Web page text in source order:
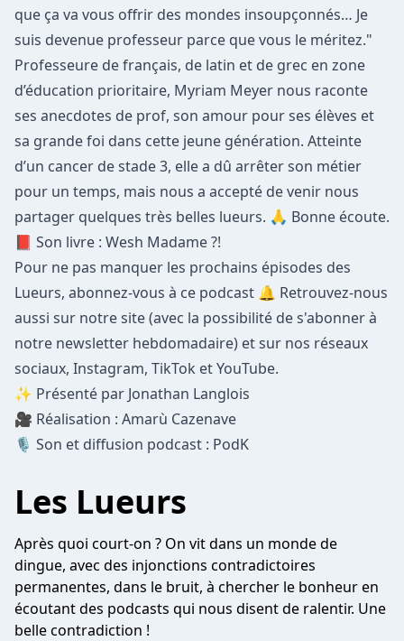
que ça va vous offrir des mondes insoupçonnés… Je
suis devenue professeur parce que vous le méritez."
Professeure de français, de latin et de grec en zone
d’éducation prioritaire, Myriam Meyer nous raconte
ses anecdotes de prof, son amour pour ses élèves et
sa grande foi dans cette jeune génération. Atteinte
d’un cancer de stade 3, elle a dû arrêter son métier
pour un temps, mais nous a accepté de venir nous
partager quelques très belles lueurs. 🙏 Bonne écoute.
📕 Son livre : Wesh Madame ?!
Pour ne pas manquer les prochains épisodes des
Lueurs, abonnez-vous à ce podcast 🔔 Retrouvez-nous
aussi sur notre site(avec la possibilité de s'abonner à
notre newsletter hebdomadaire) et sur nos réseaux
sociaux, Instagram, TikTok etYouTube.
✨ Présenté par Jonathan Langlois
🎥 Réalisation : Amarù Cazenave
🎙️ Son et diffusion podcast : PodK
Les Lueurs
Après quoi court-on ? On vit dans un monde de
dingue, avec des injonctions contradictoires
permanentes, dans le bruit, à chercher le bonheur en
écoutant des podcasts qui nous disent de ralentir. Une
belle contradiction !